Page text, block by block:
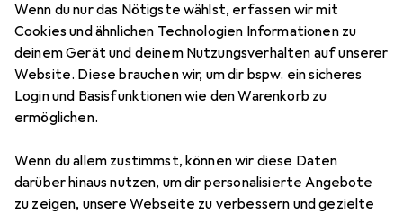
Wenn du nur das Nötigste wählst, erfassen wir mit
Cookies und ähnlichen Technologien Informationen zu
deinem Gerät und deinem Nutzungsverhalten auf unserer
Website. Diese brauchen wir, um dir bspw. ein sicheres
Login und Basisfunktionen wie den Warenkorb zu
ermöglichen.
Wenn du allem zustimmst, können wir diese Daten
darüber hinaus nutzen, um dir personalisierte Angebote
zu zeigen, unsere Webseite zu verbessern und gezielte
DeWalt DCG 405
125 mm
Hier findest du passendes Zubehör zum Produkt DeWalt
DCG 405.